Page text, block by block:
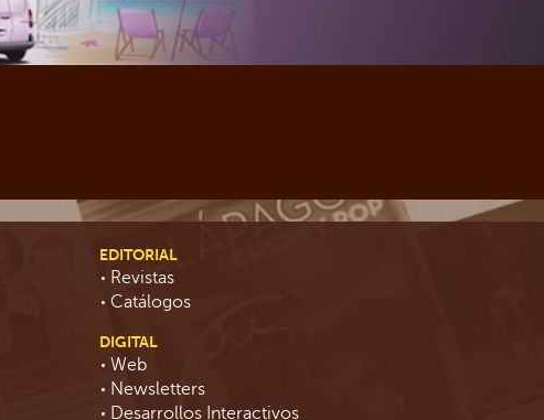
EDITORIAL
Revistas
Catálogos
DIGITAL
Web
Newsletters
Desarrollos Interactivos